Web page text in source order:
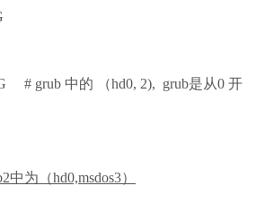
# grub 中的 （hd0, 2), grub是从0 开
中为（hd0,msdos3）